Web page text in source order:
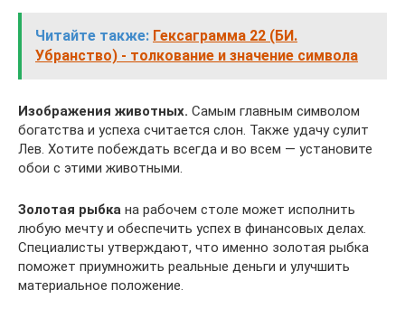
Читайте также: Гексаграмма 22 (БИ.
Убранство) - толкование и значение символа
Изображения животных. Самым главным символом
богатства и успеха считается слон. Также удачу сулит
Лев. Хотите побеждать всегда и во всем — установите
обои с этими животными.
Золотая рыбка на рабочем столе может исполнить
любую мечту и обеспечить успех в финансовых делах.
Специалисты утверждают, что именно золотая рыбка
поможет приумножить реальные деньги и улучшить
материальное положение.